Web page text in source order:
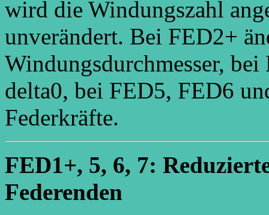
wird die Windungszahl
unverändert. Bei FED2+
Windungsdurchmesser,
delta0, bei FED5, FED6
Federkräfte.
FED1+, 5, 6, 7:
Federenden